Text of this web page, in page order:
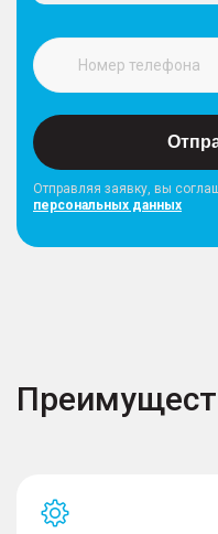
Отправляя заявку, вы
персональных данных